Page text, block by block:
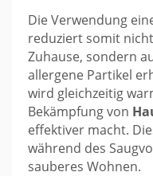
Die Verwendung
reduziert somit
Zuhause, sondern
allergene Partikel
wird gleichzeitig
Bekämpfung von
effektiver macht.
während des
sauberes Wohnen.